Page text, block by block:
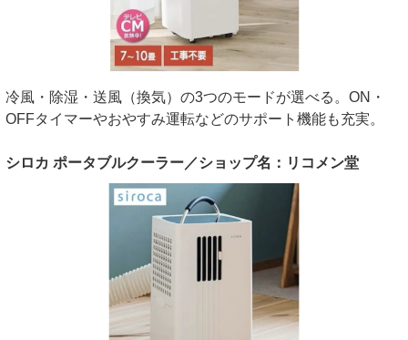
冷風・除湿・送風（換気）の3つのモードが選べる。ON・
OFFタイマーやおやすみ運転などのサポート機能も充実。
シロカ ポータブルクーラー／ショップ名：リコメン堂